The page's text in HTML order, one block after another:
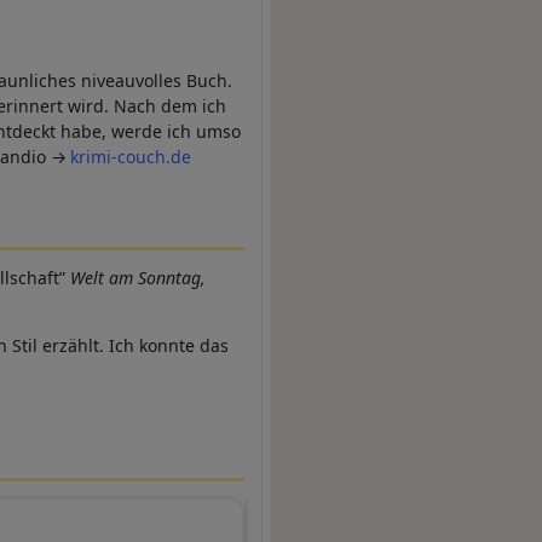
niveauvolles Buch.
wird. Nach dem ich
habe, werde ich umso
krimi-couch.de
Welt am Sonntag,
erzählt. Ich konnte das